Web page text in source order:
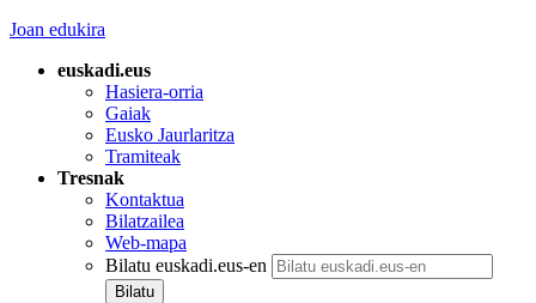
Joan edukira
euskadi.eus
Hasiera-orria
Gaiak
Eusko Jaurlaritza
Tramiteak
Tresnak
Kontaktua
Bilatzailea
Web-mapa
Bilatu euskadi.eus-en